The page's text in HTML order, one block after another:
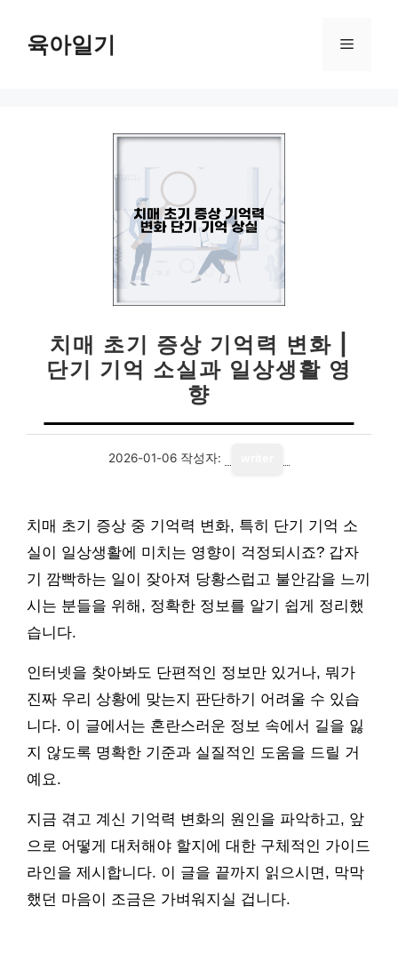
육아일기 메
치매 초기 증상 기억력 변화 |
단기 기억 소실과 일상생활 영
향
2026-01-06 작성자:
치매 초기 증상 중 기억력 변화, 특히 단기 기억 소
실이 일상생활에 미치는 영향이 걱정되시죠? 갑자
기 깜빡하는 일이 잦아져 당황스럽고 불안감을 느끼
시는 분들을 위해, 정확한 정보를 알기 쉽게 정리했
습니다.
인터넷을 찾아봐도 단편적인 정보만 있거나, 뭐가
진짜 우리 상황에 맞는지 판단하기 어려울 수 있습
니다. 이 글에서는 혼란스러운 정보 속에서 길을 잃
지 않도록 명확한 기준과 실질적인 도움을 드릴 거
예요.
지금 겪고 계신 기억력 변화의 원인을 파악하고, 앞
으로 어떻게 대처해야 할지에 대한 구체적인 가이드
라인을 제시합니다. 이 글을 끝까지 읽으시면, 막막
했던 마음이 조금은 가벼워지실 겁니다.